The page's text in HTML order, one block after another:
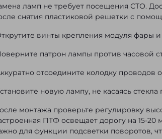
ламп не требует посещения СТО.
снятия пластиковой решетки с
винты крепления модуля фары
патрон лампы против часовой
отсоедините колодку проводов
новую лампу, не касаясь
монтажа проверьте регулировку
ПТФ освещает дорогу на 15-20
для функции подсветки поворотов,